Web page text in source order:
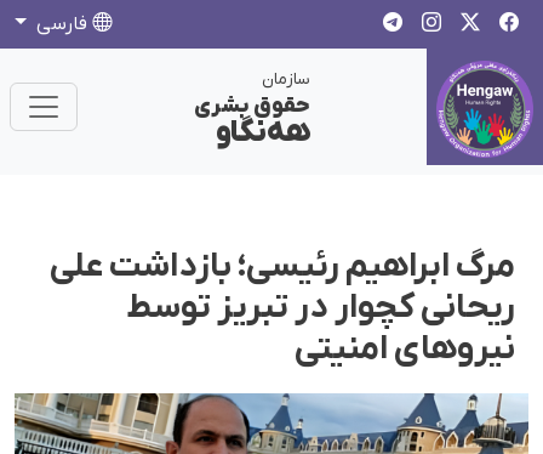
فارسی
سازمان
حقوق بشری
هەنگاو
مرگ ابراهیم رئیسی؛ بازداشت علی
ریحانی کچوار در تبریز توسط
نیروهای امنیتی